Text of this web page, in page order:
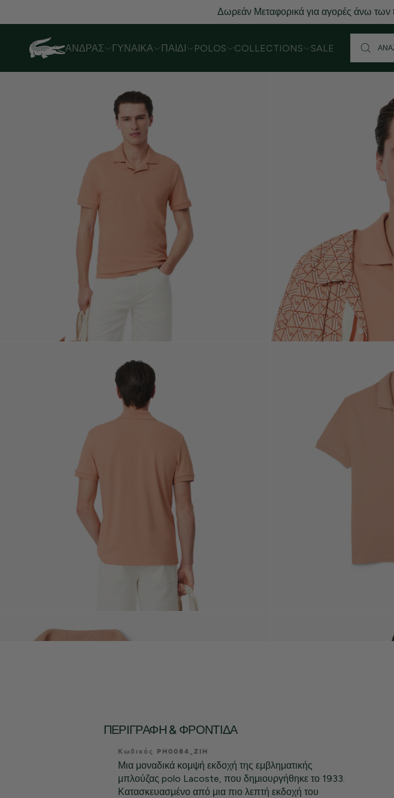
Δωρεάν Μεταφορικά για αγορές άνω
ΆΝΔΡΑΣ ΓΥΝΑΊΚΑ ΠΑΙΔΊ POLOS COLLECTIONS SALE
ΠΕΡΙΓΡΑΦΉ & ΦΡΟΝΤΊΔΑ
Κωδικός PH0084_ZIH
Μια μοναδικά κομψή εκδοχή της εμβληματικής
μπλούζας polo Lacoste, που δημιουργήθηκε το 1933.
Κατασκευασμένο από μια πιο λεπτή εκδοχή του